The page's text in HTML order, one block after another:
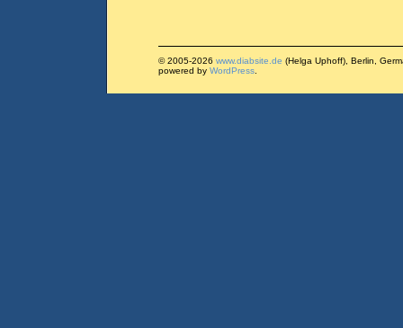
© 2005-2026 www.diabsite.de (Helga Uphoff), Berlin,
powered by WordPress.